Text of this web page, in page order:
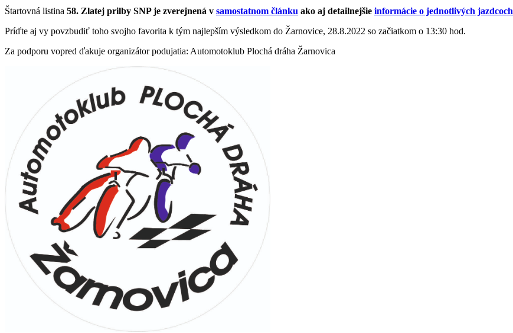
Štartovná listina 58. Zlatej prilby SNPje zverejnená v samostatnom článku ako aj detailnejšie informácie o jednotlivých jazdcoch
Príďte aj vy povzbudiť toho svojho favorita k tým najlepším výsledkom do Žarnovice, 28.8.2022 so začiatkom o 13:30 hod.
Za podporu vopred ďakuje organizátor podujatia: Automotoklub Plochá dráha Žarnovica